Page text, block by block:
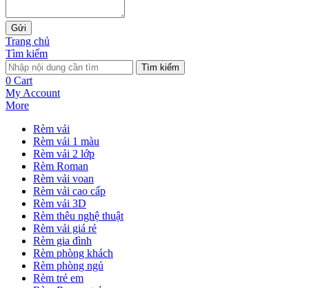
Gửi
Trang chủ
Tìm kiếm
Tìm kiếm
0 Cart
My Account
More
Rèm vải
Rèm vải 1 màu
Rèm vải 2 lớp
Rèm Roman
Rèm vải voan
Rèm vải cao cấp
Rèm vải 3D
Rèm thêu nghệ thuật
Rèm vải giá rẻ
Rèm gia đình
Rèm phòng khách
Rèm phòng ngủ
Rèm trẻ em